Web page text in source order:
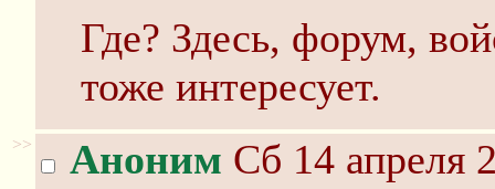
Где? Здесь, форум,
тоже интересует.
>> Аноним Сб 14 апреля